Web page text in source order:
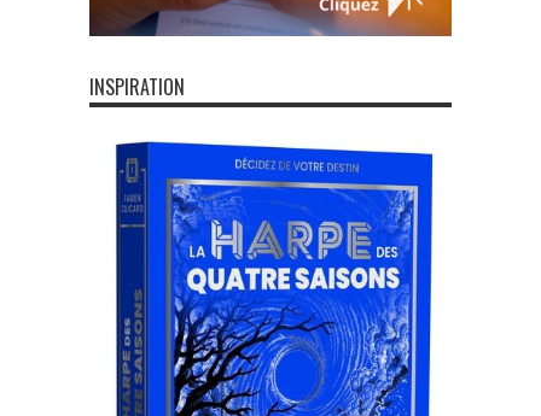
INSPIRATION